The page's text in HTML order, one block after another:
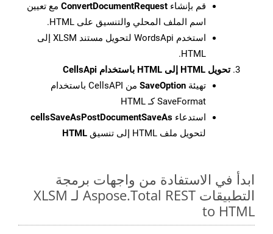
قم بإنشاء ConvertDocumentRequest مع تعيين
اسم الملف المحلي والتنسيق على HTML.
استخدم WordsApi لتحويل مستند XLSM إلى
HTML.
تحويل HTML إلى HTML باستخدام CellsApi
تهيئة SaveOption
من CellsAPI باستخدام
SaveFormat كـ HTML
استدعاء cellsSaveAsPostDocumentSaveAs
لتحويل ملف HTML إلى تنسيق
HTML
ابدأ في الاستفادة من واجهات برمجة
التطبيقات Aspose.Total REST لـ XLSM
to HTML